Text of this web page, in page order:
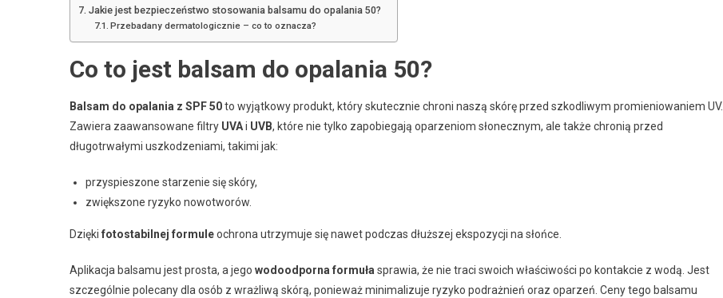
Jakie jest bezpieczeństwo stosowania balsamu do opalania 50?
Przebadany dermatologicznie – co to oznacza?
Co to jest balsam do opalania 50?
Balsam do opalania z SPF 50to wyjątkowy produkt, który skutecznie chroni naszą skórę przed szkodliwym promieniowaniem UV.
Zawiera zaawansowane filtry UVAi UVB, które nie tylko zapobiegają oparzeniom słonecznym, ale także chronią przed
długotrwałymi uszkodzeniami, takimi jak:
przyspieszone starzenie się skóry,
zwiększone ryzyko nowotworów.
Dzięki fotostabilnej formuleochrona utrzymuje się nawet podczas dłuższej ekspozycji na słońce.
Aplikacja balsamu jest prosta, a jego wodoodporna formuła sprawia, że nie traci swoich właściwości po kontakcie z wodą. Jest
szczególnie polecany dla osób z wrażliwą skórą, ponieważ minimalizuje ryzyko podrażnień oraz oparzeń. Ceny tego balsamu